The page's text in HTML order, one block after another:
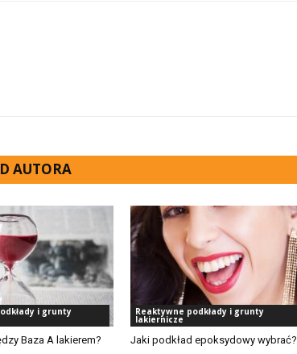
AUTORA
i grunty
Baza A lakierem?
Reaktywne podkłady i grunty
lakiernicze
Jaki podkład epoksydowy wybrać?